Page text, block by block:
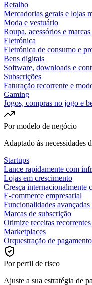
Retalho
Mercadorias gerais e lojas
Moda e vestuário
Roupa, acessórios e
Eletrónica
Eletrónica de consumo e
Bens digitais
Software, downloads e
Subscrições
Faturação recorrente e
Gaming
Jogos, compras no jogo e
Por modelo de negócio
Adaptado às necessidades
Startups
Lance rapidamente com
Lojas em crescimento
Cresça internacionalmente
E-commerce empresarial
Funcionalidades
Marcas de subscrição
Otimize receitas recorrentes
Marketplaces
Orquestração de
Por perfil de risco
Ajuste a sua estratégia de